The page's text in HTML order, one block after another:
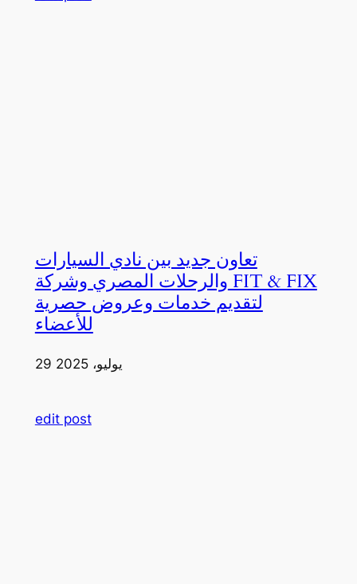
تعاون جديد بين نادي السيارات
والرحلات المصري وشركة FIT & FIX
لتقديم خدمات وعروض حصرية
للأعضاء
29 يوليو، 2025
edit post